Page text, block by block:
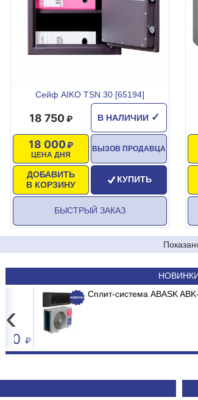
Принтер штрих-кода Poscenter TT-
USB+Serial+Ethernet
Сплит-система ABASK ABK-07
‹
Сейф AIKO TSN 30 [65194]
В НАЛИЧИИ ✓
18 750
ЦЕНА ДНЯ
18 000
ДОБАВИТЬ
В КОРЗИНУ
ВЫЗОВ ПРОДАВЦА
КУПИТЬ
БЫСТРЫЙ ЗАКАЗ